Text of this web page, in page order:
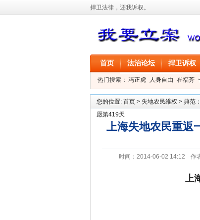
捍卫法律，还我诉权。
首页 法治论坛 捍卫诉权
热门搜索： 冯正虎 人身自由 崔福芳
叶剑 刑事拘留 信息公开 叶桂香
您的位置: 首页 > 失地农民维权 > 典范
愿第419天
上海失地农民重
时间：2014-06-02 14:12 作
上
——莘庄